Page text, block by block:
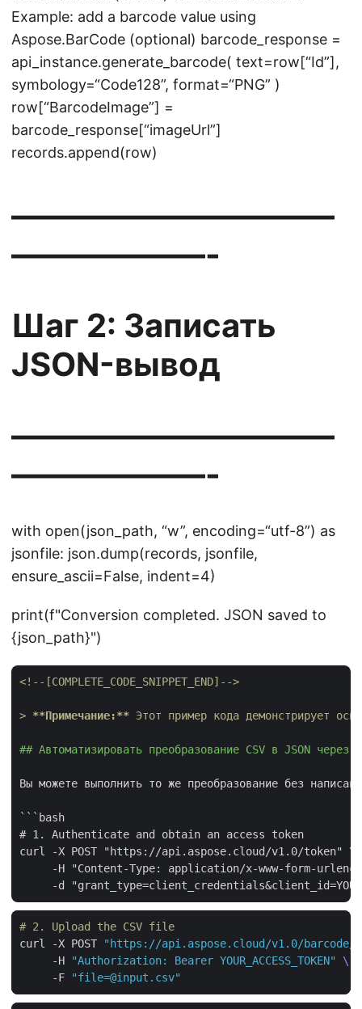
Example: add a barcode value using
Aspose.BarCode (optional) barcode_response =
api_instance.generate_barcode( text=row[“Id”],
symbology=“Code128”, format=“PNG” )
row[“BarcodeImage”] =
barcode_response[“imageUrl”]
records.append(row)
——————————
——————-
Шаг 2: Записать
JSON-вывод
——————————
——————-
with open(json_path, “w”, encoding=“utf-8”) as
jsonfile: json.dump(records, jsonfile,
ensure_ascii=False, indent=4)
print(f"Conversion completed. JSON saved to
{json_path}")
<!--[COMPLETE_CODE_SNIPPET_END]-->
> **Примечание:** Этот пример кода демонстрирует
## Автоматизировать преобразование CSV в JSON через
Вы можете выполнить то же преобразование без
```bash
# 1. Authenticate and obtain an access token
curl -X POST "https://api.aspose.cloud/v1.0/token" \
-H "Content-Type: application/x-www-form-
# 2. Upload the CSV file
curl -X POST
"https://api.aspose.cloud/v1.0/barcode/
     -H
"Authorization: Bearer YOUR_ACCESS_TOKEN"
     -F
"file=@input.csv"